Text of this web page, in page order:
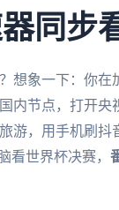
同步
想象一下：你在
内节点，打开央
游，用手机刷抖
看世界杯决赛，